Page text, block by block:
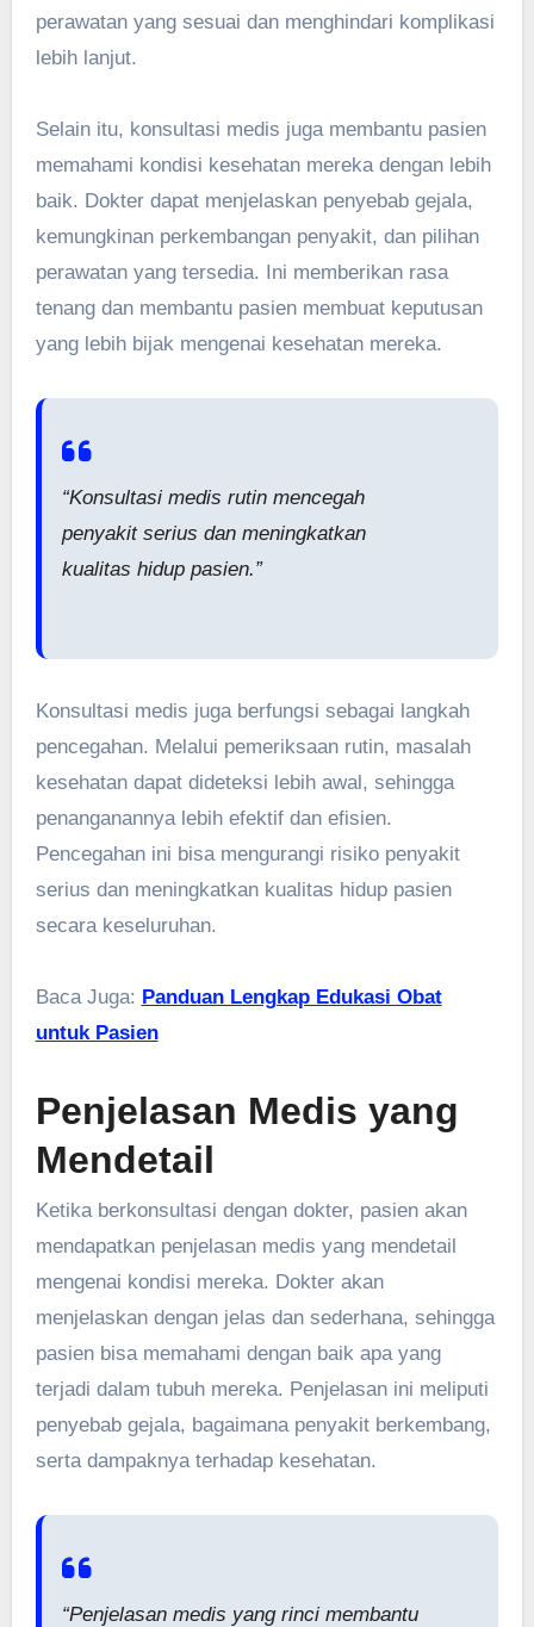
perawatan yang sesuai dan menghindari komplikasi
lebih lanjut.
Selain itu, konsultasi medis juga membantu pasien
memahami kondisi kesehatan mereka dengan lebih
baik. Dokter dapat menjelaskan penyebab gejala,
kemungkinan perkembangan penyakit, dan pilihan
perawatan yang tersedia. Ini memberikan rasa
tenang dan membantu pasien membuat keputusan
yang lebih bijak mengenai kesehatan mereka.
“Konsultasi medis rutin mencegah
penyakit serius dan meningkatkan
kualitas hidup pasien.”
Konsultasi medis juga berfungsi sebagai langkah
pencegahan. Melalui pemeriksaan rutin, masalah
kesehatan dapat dideteksi lebih awal, sehingga
penanganannya lebih efektif dan efisien.
Pencegahan ini bisa mengurangi risiko penyakit
serius dan meningkatkan kualitas hidup pasien
secara keseluruhan.
Baca Juga: Panduan Lengkap Edukasi Obat
untuk Pasien
Penjelasan Medis yang
Mendetail
Ketika berkonsultasi dengan dokter, pasien akan
mendapatkan penjelasan medis yang mendetail
mengenai kondisi mereka. Dokter akan
menjelaskan dengan jelas dan sederhana, sehingga
pasien bisa memahami dengan baik apa yang
terjadi dalam tubuh mereka. Penjelasan ini meliputi
penyebab gejala, bagaimana penyakit berkembang,
serta dampaknya terhadap kesehatan.
“Penjelasan medis yang rinci membantu